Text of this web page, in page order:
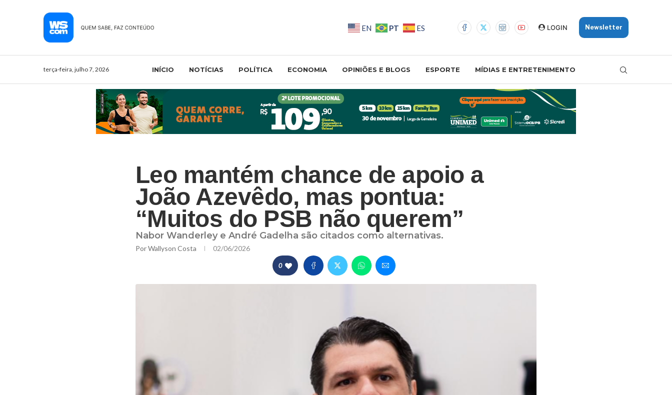
EN PT ES LOGIN Newsletter
terça-feira, julho 7, 2026 INÍCIO NOTÍCIAS POLÍTICA ECONOMIA OPINIÕES E BLOGS ESPORTE MÍDIAS E ENTRETENIMENTO
Leo mantém chance de apoio a
João Azevêdo, mas pontua:
“Muitos do PSB não querem”
Nabor Wanderley e André Gadelha são citados como alternativas.
PorWallyson Costa 02/06/2026
0